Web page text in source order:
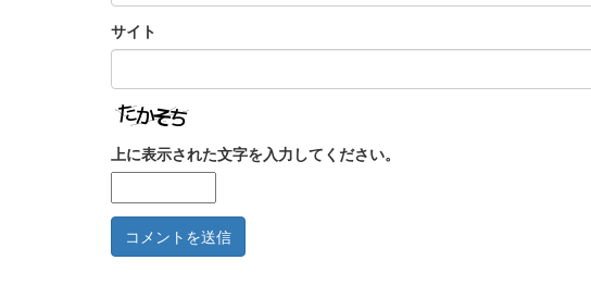
サイト
上に表示された文字を入力してください。